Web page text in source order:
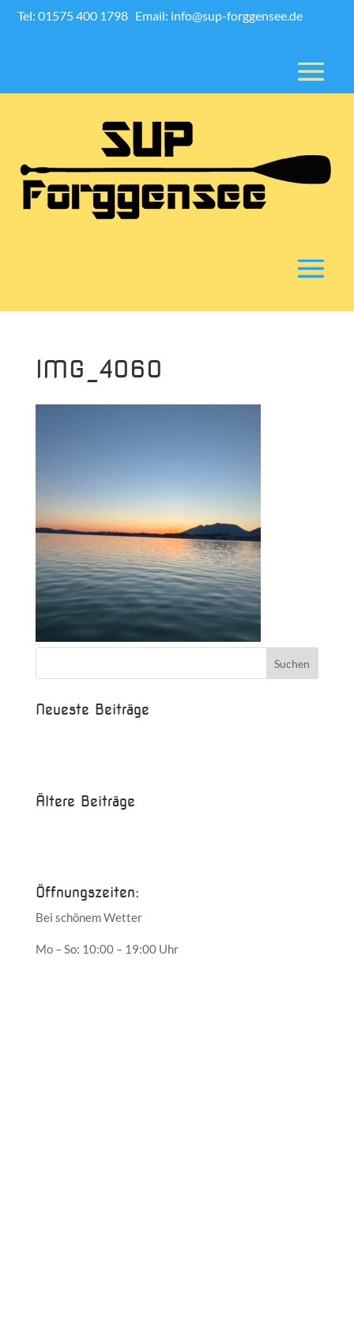
Tel: 01575 400 1798 Email: info@sup-forggensee.de
IMG_4060
Neueste Beiträge
Ältere Beiträge
Öffnungszeiten:
Bei schönem Wetter
Mo – So: 10:00 – 19:00 Uhr